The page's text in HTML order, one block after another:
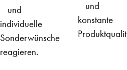
und
individuelle
Sonderwünsche
reagieren.
und
konstante